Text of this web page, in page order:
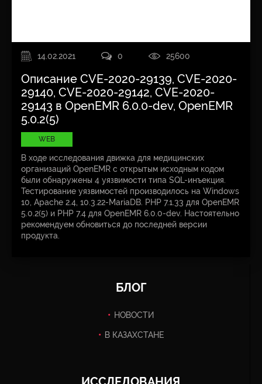
БЛОГ
НОВОСТИ
В КАЗАХСТАНЕ
14.02.2021 0 25600
Описание CVE-2020-29139, CVE-2020-
29140, CVE-2020-29142, CVE-2020-
29143 в OpenEMR 6.0.0-dev, OpenEMR
5.0.2(5)
WEB
В ходе исследования движка для медицинских
организаций OpenEMR с открытым исходным кодом
были обнаружены 4 уязвимости типа SQL-инъекция.
Тестирование уязвимостей производилось на Windows
10, Apache 2.4, 10.3.22-MariaDB. PHP 7.1.33 для OpenEMR
5.0.2(5) и PHP 7.4 для OpenEMR 6.0.0-dev. Настоятельно
рекомендуем обновиться до последней версии
продукта.